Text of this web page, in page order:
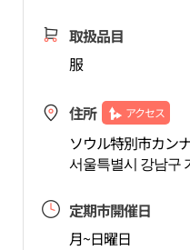
取扱品目
服
住所 アクセス
ソウル特別市カン
서울특별시 강남구
定期市開催日
月~日曜日